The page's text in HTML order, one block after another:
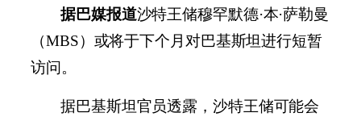
据巴媒报道沙特王储穆罕默德·本·萨勒曼
（MBS）或将于下个月对巴基斯坦进行短暂
访问。
据巴基斯坦官员透露，沙特王储可能会